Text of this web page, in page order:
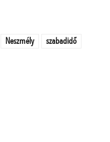
Neszmély
szabadidő